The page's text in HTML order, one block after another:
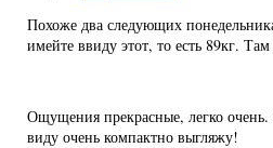
Похоже два следующих
имейте ввиду этот, то есть 89кг.
Ощущения прекрасные, легко
виду очень компактно выгляжу!